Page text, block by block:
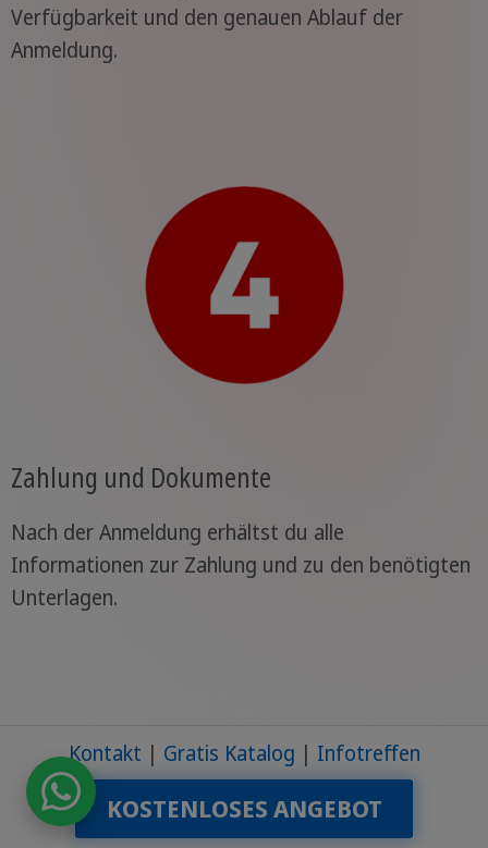
Verfügbarkeit und den genauen Ablauf der
Anmeldung.
Zahlung und Dokumente
Nach der Anmeldung erhältst du alle
Informationen zur Zahlung und zu den benötigten
Unterlagen.